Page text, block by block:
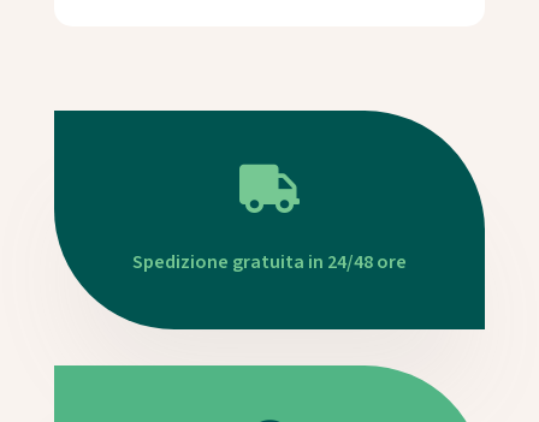

Spedizione gratuita in 24/48 ore